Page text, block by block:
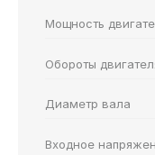
Мощность
Обороты
Диаметр вала
Входное